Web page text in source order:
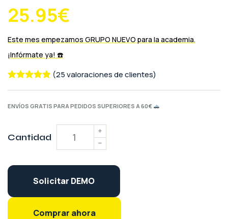
25.95€
valoracione
(25 valoraciones de clientes)
ENVÍOS GRATIS PARA PEDIDOS SUPERIORES A 60€
Cantidad
Solicitar DEMO
Comprar ahora